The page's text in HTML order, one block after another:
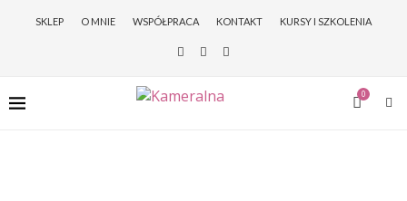
SKLEP O MNIE WSPÓŁPRACA KONTAKT KURSY I SZKOLENIA
0